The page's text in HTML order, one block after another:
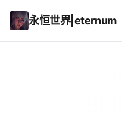
永恒世界|eternum